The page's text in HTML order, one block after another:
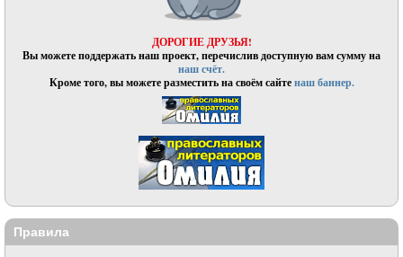
ДОРОГИЕ ДРУЗЬЯ!
Вы можете поддержать наш проект, перечислив доступную вам сумму на
наш счёт.
Кроме того, вы можете разместить на своём сайтенаш баннер.
Правила